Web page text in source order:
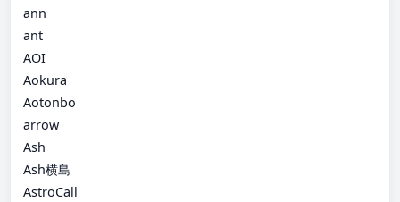
ann
ant
AOI
Aokura
Aotonbo
arrow
Ash
Ash横島
AstroCall